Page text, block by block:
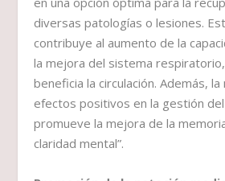
diversas patologías o lesiones.
contribuye al aumento de la
la mejora del sistema
beneficia la circulación. Además,
efectos positivos en la gestión
promueve la mejora de la
claridad mental”.